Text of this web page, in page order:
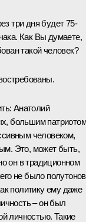
три дня будет 75-
Как Вы думаете,
такой человек?
Анатолий
большим патриотом
человеком,
Это, может быть,
он в традиционном
не было
политику ему даже
– он был
личностью. Такие